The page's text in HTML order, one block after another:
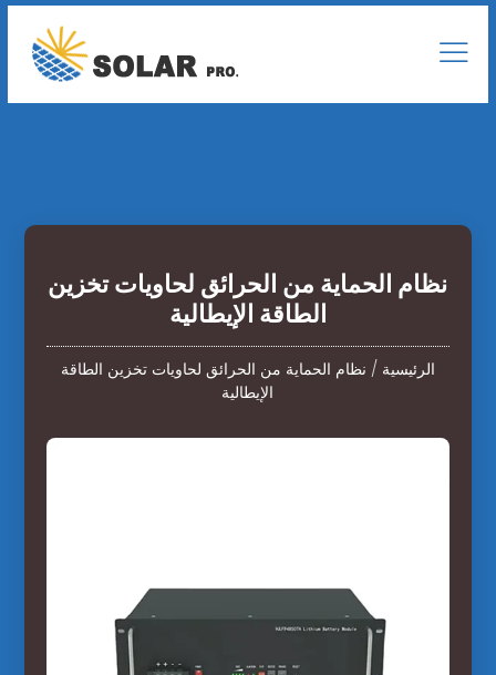
نظام الحماية من الحرائق لحاويات تخزين
الطاقة الإيطالية
الرئيسية / نظام الحماية من الحرائق لحاويات تخزين الطاقة
الإيطالية